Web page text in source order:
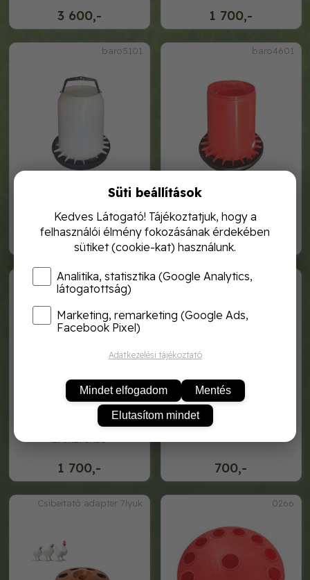
3 600,- 1 700,-
baro5101
1 900,-
baromfi itató 5 l
baro4601
1 600,-
baromfietető 5l
1 700,-
csibeitató 12lyukú
Csibeitató adapter
700,-
csibeitató adapteres
Csibeitató adapter 7lyuk 0266
Süti beállítások
Kedves Látogató! Tájékoztatjuk, hogy a
felhasználói élmény fokozásának érdekében
sütiket (cookie-kat) használunk.
Analitika, statisztika (Google Analytics,
látogatottság)
Marketing, remarketing (Google Ads,
Facebook Pixel)
Adatkezelési tájékoztató
Mindet elfogadom Mentés
Elutasítom mindet